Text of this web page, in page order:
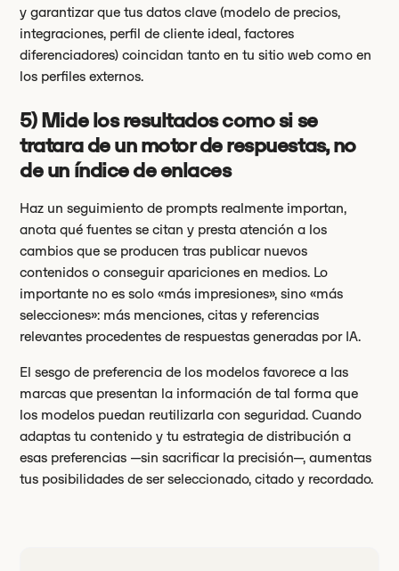
y garantizar que tus datos clave (modelo de precios,
integraciones, perfil de cliente ideal, factores
diferenciadores) coincidan tanto en tu sitio web como en
los perfiles externos.
5) Mide los resultados como si se
tratara de un motor de respuestas, no
de un índice de enlaces
Haz un seguimiento de prompts realmente importan,
anota qué fuentes se citan y presta atención a los
cambios que se producen tras publicar nuevos
contenidos o conseguir apariciones en medios. Lo
importante no es solo «más impresiones», sino «más
selecciones»: más menciones, citas y referencias
relevantes procedentes de respuestas generadas por IA.
El sesgo de preferencia de los modelos favorece a las
marcas que presentan la información de tal forma que
los modelos puedan reutilizarla con seguridad. Cuando
adaptas tu contenido y tu estrategia de distribución a
esas preferencias —sin sacrificar la precisión—, aumentas
tus posibilidades de ser seleccionado, citado y recordado.